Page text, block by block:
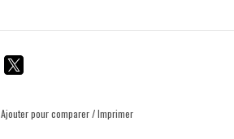
Ajouter pour comparer/Imprimer